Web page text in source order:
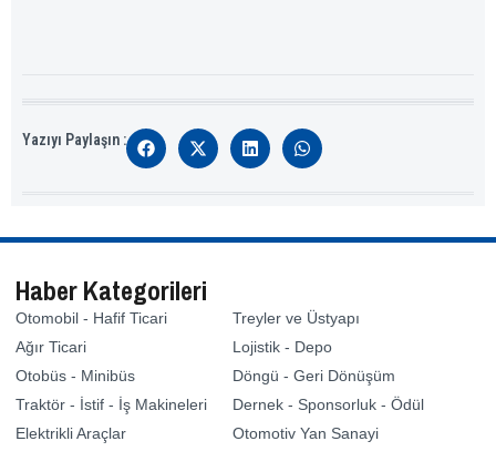
Yazıyı Paylaşın :
Haber Kategorileri
Otomobil - Hafif Ticari
Ağır Ticari
Otobüs - Minibüs
Traktör - İstif - İş Makineleri
Elektrikli Araçlar
Treyler ve Üstyapı
Lojistik - Depo
Döngü - Geri Dönüşüm
Dernek - Sponsorluk - Ödül
Otomotiv Yan Sanayi